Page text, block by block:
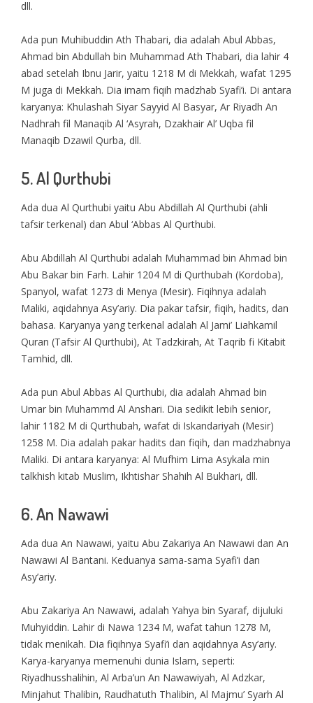
dll.
Ada pun Muhibuddin Ath Thabari, dia adalah Abul Abbas,
Ahmad bin Abdullah bin Muhammad Ath Thabari, dia lahir 4
abad setelah Ibnu Jarir, yaitu 1218 M di Mekkah, wafat 1295
M juga di Mekkah. Dia imam fiqih madzhab Syafi’i. Di antara
karyanya: Khulashah Siyar Sayyid Al Basyar, Ar Riyadh An
Nadhrah fil Manaqib Al ‘Asyrah, Dzakhair Al’ Uqba fil
Manaqib Dzawil Qurba, dll.
5. Al Qurthubi
Ada dua Al Qurthubi yaitu Abu Abdillah Al Qurthubi (ahli
tafsir terkenal) dan Abul ‘Abbas Al Qurthubi.
Abu Abdillah Al Qurthubi adalah Muhammad bin Ahmad bin
Abu Bakar bin Farh. Lahir 1204 M di Qurthubah (Kordoba),
Spanyol, wafat 1273 di Menya (Mesir). Fiqihnya adalah
Maliki, aqidahnya Asy’ariy. Dia pakar tafsir, fiqih, hadits, dan
bahasa. Karyanya yang terkenal adalah Al Jami’ Liahkamil
Quran (Tafsir Al Qurthubi), At Tadzkirah, At Taqrib fi Kitabit
Tamhid, dll.
Ada pun Abul Abbas Al Qurthubi, dia adalah Ahmad bin
Umar bin Muhammd Al Anshari. Dia sedikit lebih senior,
lahir 1182 M di Qurthubah, wafat di Iskandariyah (Mesir)
1258 M. Dia adalah pakar hadits dan fiqih, dan madzhabnya
Maliki. Di antara karyanya: Al Mufhim Lima Asykala min
talkhish kitab Muslim, Ikhtishar Shahih Al Bukhari, dll.
6. An Nawawi
Ada dua An Nawawi, yaitu Abu Zakariya An Nawawi dan An
Nawawi Al Bantani. Keduanya sama-sama Syafi’i dan
Asy’ariy.
Abu Zakariya An Nawawi, adalah Yahya bin Syaraf, dijuluki
Muhyiddin. Lahir di Nawa 1234 M, wafat tahun 1278 M,
tidak menikah. Dia fiqihnya Syafi’i dan aqidahnya Asy’ariy.
Karya-karyanya memenuhi dunia Islam, seperti:
Riyadhusshalihin, Al Arba’un An Nawawiyah, Al Adzkar,
Minjahut Thalibin, Raudhatuth Thalibin, Al Majmu’ Syarh Al